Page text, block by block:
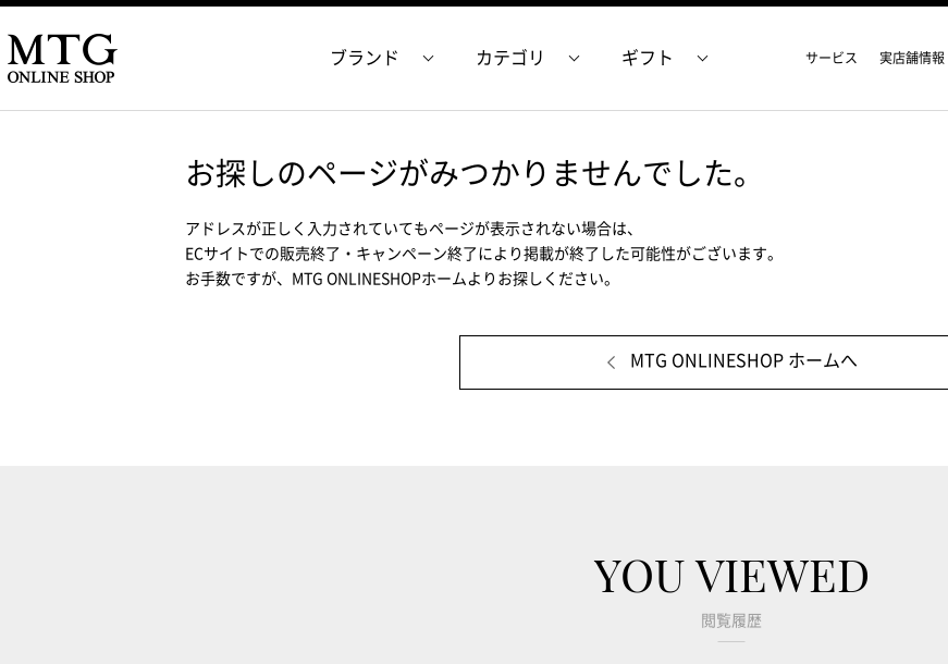
ブランド カテゴリ ギフト サービス 実店舗情報
お探しのページがみつかりませんでした。
アドレスが正しく入力されていてもページが表示されない場合は、
ECサイトでの販売終了・キャンペーン終了により掲載が終了した可能性がございます。
お手数ですが、MTG ONLINESHOPホームよりお探しください。
MTG ONLINESHOP ホームへ
YOU VIEWED
閲覧履歴